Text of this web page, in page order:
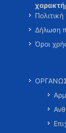
Δήλωση
Όροι